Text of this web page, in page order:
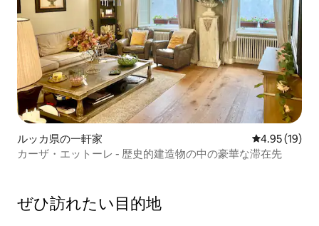
ルッカ県の一軒家 レビュー19
4.95 (19)
カーザ・エットーレ - 歴史的建造物の中の豪華な滞在先
ぜひ訪⁠れ⁠た⁠い目⁠的⁠地